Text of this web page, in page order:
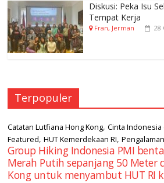
Diskusi: Peka Isu
Tempat Kerja
Fran, Jerman 28
Terpopuler
Catatan Lutfiana Hong Kong,Cinta
Featured,HUT Kemerdekaan RI,
Group Hiking Indonesia PMI
Merah Putih sepanjang 50 Meter
Kong untuk menyambut HUT RI